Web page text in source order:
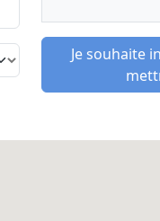
Je souhaite